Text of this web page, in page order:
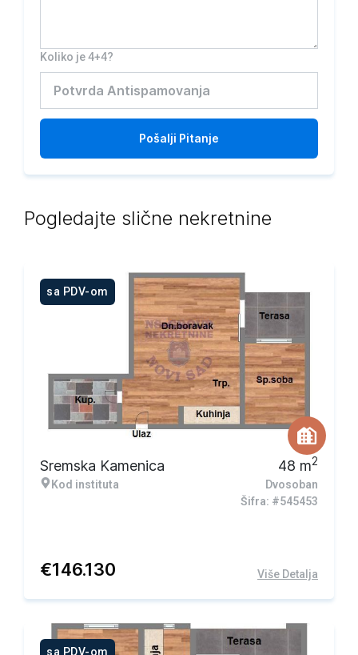
Koliko je 4+4?
Pošalji Pitanje
Pogledajte slične nekretnine
sa PDV-om
Sremska Kamenica
Kod instituta
48 m2
Dvosoban
Šifra: #545453
€146.130 Više Detalja
sa PDV-om